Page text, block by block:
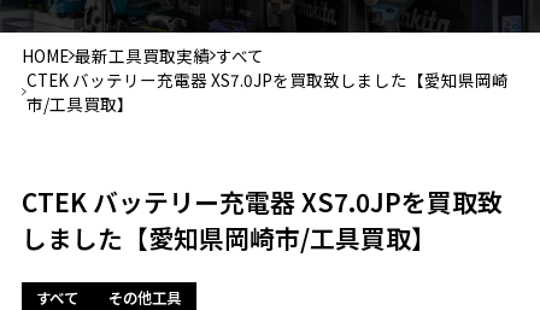
HOME 最新工具買取実績 すべて
CTEK バッテリー充電器 XS7.0JPを買取致しました【愛知県岡崎
市/工具買取】
CTEK バッテリー充電器 XS7.0JPを買取致
しました【愛知県岡崎市/工具買取】
すべて その他工具